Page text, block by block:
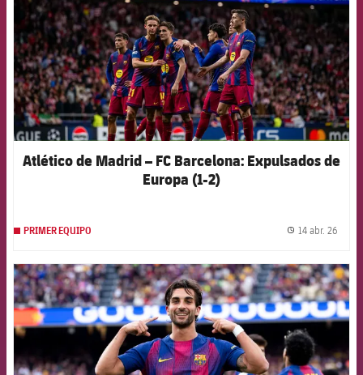
Atlético de Madrid – FC Barcelona: Expulsados de
Europa (1-2)
PRIMER EQUIPO 14 abr. 26
FCB Barcelona badge